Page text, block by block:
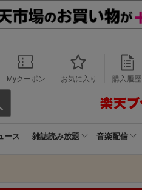
Myクーポン お気に入り 購入履歴
ース 雑誌読み放題 音楽配信